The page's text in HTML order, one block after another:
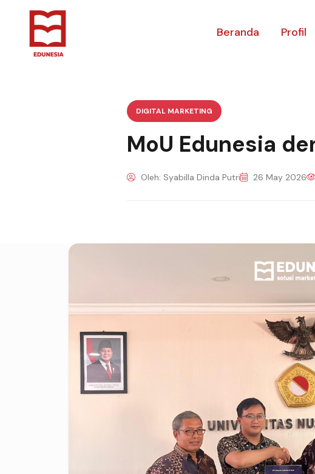
Beranda Profil
DIGITAL MARKETING
MoU Edunesia
Oleh: Syabilla Dinda Putri 26 May 2026